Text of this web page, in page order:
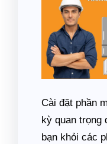
Cài đặt phần
kỳ quan trọng
bạn khỏi các